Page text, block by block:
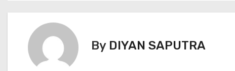
By DIYAN SAPUTRA